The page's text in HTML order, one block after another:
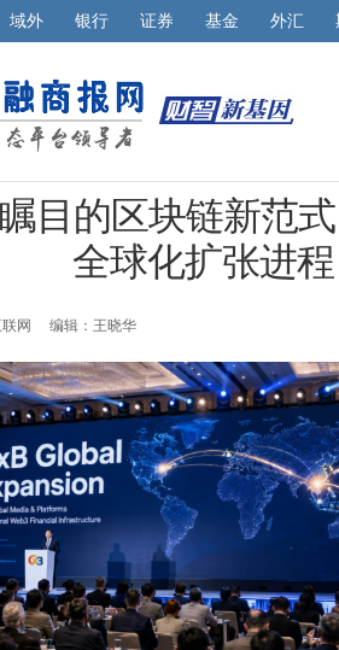
域外 银行 证券 基金 外汇
目的区块链新范
全球化扩张进程
网 编辑：王晓华